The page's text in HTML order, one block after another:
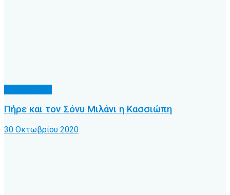
Πήρε και τον Σόνυ Μιλάνι η Κασσιώπη
30 Οκτωβρίου 2020